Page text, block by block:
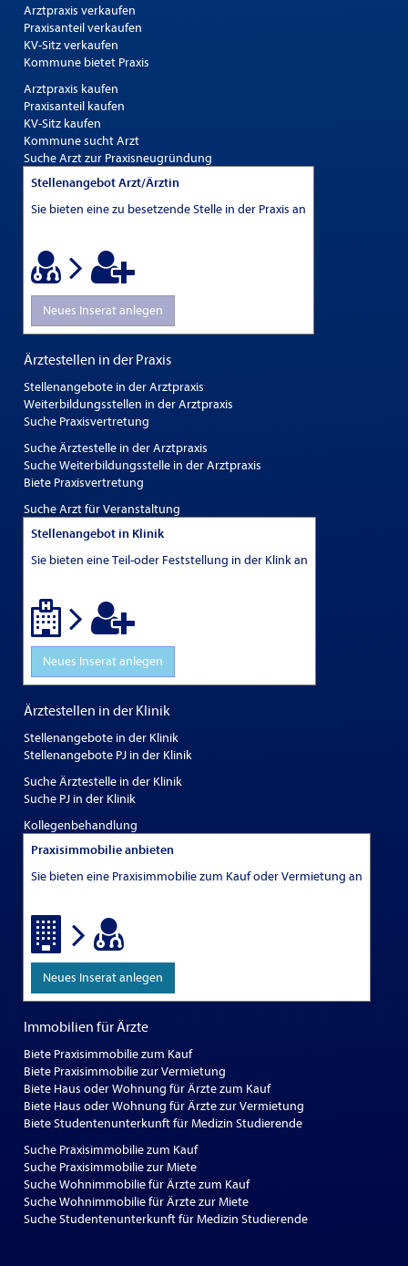
Arztpraxis verkaufen
Praxisanteil verkaufen
KV-Sitz verkaufen
Kommune bietet Praxis
Arztpraxis kaufen
Praxisanteil kaufen
KV-Sitz kaufen
Kommune sucht Arzt
Suche Arzt zur Praxisneugründung
Stellenangebot Arzt/Ärztin
Sie bieten eine zu besetzende Stelle in der Praxis an
Neues Inserat anlegen
Ärztestellen in der Praxis
Stellenangebote in der Arztpraxis
Weiterbildungsstellen in der Arztpraxis
Suche Praxisvertretung
Suche Ärztestelle in der Arztpraxis
Suche Weiterbildungsstelle in der Arztpraxis
Biete Praxisvertretung
Suche Arzt für Veranstaltung
Stellenangebot in Klinik
Sie bieten eine Teil-oder Feststellung in der Klink an
Neues Inserat anlegen
Ärztestellen in der Klinik
Stellenangebote in der Klinik
Stellenangebote PJ in der Klinik
Suche Ärztestelle in der Klinik
Suche PJ in der Klinik
Kollegenbehandlung
Praxisimmobilie anbieten
Sie bieten eine Praxisimmobilie zum Kauf oder Vermietung an
Neues Inserat anlegen
Immobilien für Ärzte
Biete Praxisimmobilie zum Kauf
Biete Praxisimmobilie zur Vermietung
Biete Haus oder Wohnung für Ärzte zum Kauf
Biete Haus oder Wohnung für Ärzte zur Vermietung
Biete Studentenunterkunft für Medizin Studierende
Suche Praxisimmobilie zum Kauf
Suche Praxisimmobilie zur Miete
Suche Wohnimmobilie für Ärzte zum Kauf
Suche Wohnimmobilie für Ärzte zur Miete
Suche Studentenunterkunft für Medizin Studierende